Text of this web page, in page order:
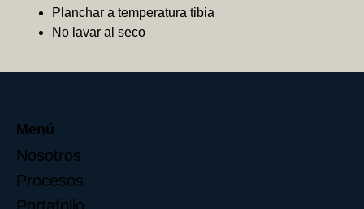
Planchar a temperatura tibia
No lavar al seco
Menú
Nosotros
Procesos
Portafolio